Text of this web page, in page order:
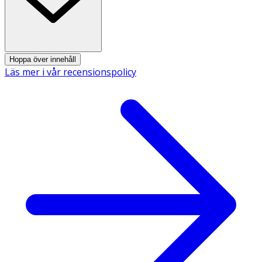
Hoppa över innehåll
Läs mer i vår recensionspolicy